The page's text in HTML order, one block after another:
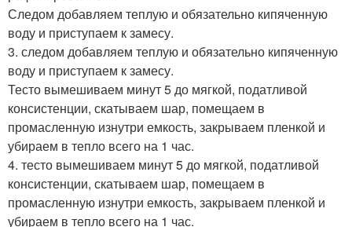
Следом добавляем теплую и обязательно кипяченную
воду и приступаем к замесу.
3. следом добавляем теплую и обязательно кипяченную
воду и приступаем к замесу.
Тесто вымешиваем минут 5 до мягкой, податливой
консистенции, скатываем шар, помещаем в
промасленную изнутри емкость, закрываем пленкой и
убираем в тепло всего на 1 час.
4. тесто вымешиваем минут 5 до мягкой, податливой
консистенции, скатываем шар, помещаем в
промасленную изнутри емкость, закрываем пленкой и
убираем в тепло всего на 1 час.